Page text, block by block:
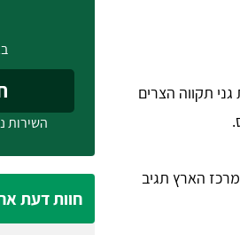
תקווה הצרים
הארץ תגיב
השירות
חוות דעת